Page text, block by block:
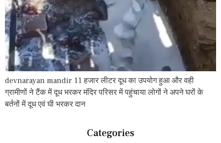
devnarayan mandir 11 हजार लीटर दूध का उपयोग हुआ और वही
ग्रामीणों ने टैंक में दूध भरकर मंदिर परिसर में पहुंचाया लोगों ने अपने घरों के
बर्तनों में दूध एवं घी भरकर दान
Categories